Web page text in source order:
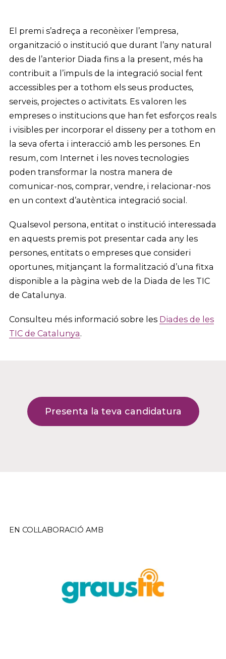
El premi s’adreça a reconèixer l’empresa,
organització o institució que durant l’any natural
des de l’anterior Diada fins a la present, més ha
contribuït a l’impuls de la integració social fent
accessibles per a tothom els seus productes,
serveis, projectes o activitats. Es valoren les
empreses o institucions que han fet esforços reals
i visibles per incorporar el disseny per a tothom en
la seva oferta i interacció amb les persones. En
resum, com Internet i les noves tecnologies
poden transformar la nostra manera de
comunicar-nos, comprar, vendre, i relacionar-nos
en un context d’autèntica integració social.
Qualsevol persona, entitat o institució interessada
en aquests premis pot presentar cada any les
persones, entitats o empreses que consideri
oportunes, mitjançant la formalització d’una fitxa
disponible a la pàgina web de la Diada de les TIC
de Catalunya.
Consulteu més informació sobre les Diades de les
TIC de Catalunya.
Presenta la teva candidatura
EN COL·LABORACIÓ AMB